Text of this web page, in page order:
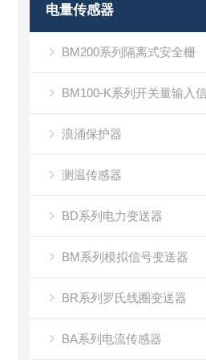
电量传感器
BM200系列隔离式安全栅
浪涌保护器
测温传感器
BD系列电力变送器
BM系列模拟信号变送器
BR系列罗氏线圈变送器
BA系列电流传感器